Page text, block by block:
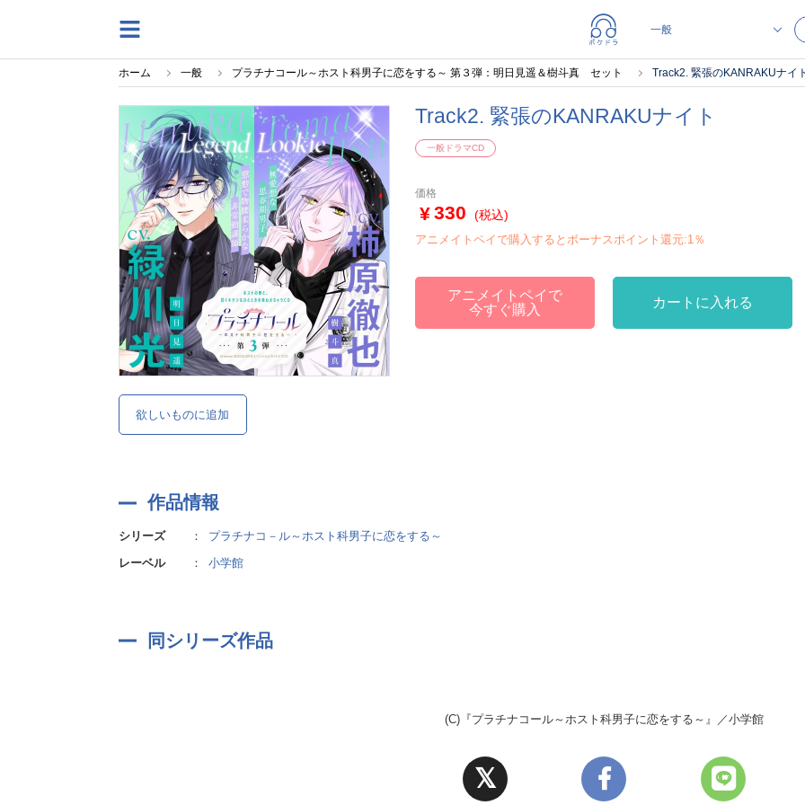
ホーム 一般 プラチナコール～ホスト科男子に恋をする～ 第３弾：明日見遥＆樹斗真 セット Track2. 緊張のKANRAKUナイ
欲しいものに追加
Track2. 緊張のKANRAKUナイト
一般ドラマCD
価格
330 (税込)
アニメイトペイで購入するとボーナスポイント還元:1％
アニメイトペイで
今すぐ購入
カートに入れる
作品情報
シリーズ ：
プラチナコ－ル～ホスト科男子に恋をする～
レーベル
： 小学館
同シリーズ作品
(C)『プラチナコール～ホスト科男子に恋をする～』／小学館